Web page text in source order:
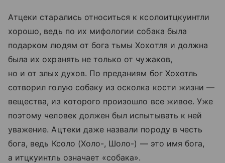
Атцеки старались относиться к кcoлоитцкуинтли
хорошо, ведь по их мифологии собака была
подарком людям от бога тьмы Хохотля и должна
была их охранять не только от чужаков,
но и от злых духов. По преданиям бог Хохотль
сотворил голую собаку из осколка кости жизни —
вещества, из которого произошло все живое. Уже
поэтому человек должен был испытывать к ней
уважение. Ацтеки даже назвали породу в честь
бога, ведь Ксоло (Холо-, Шоло-) — это имя бога,
а итцкуинтль означает «собака».